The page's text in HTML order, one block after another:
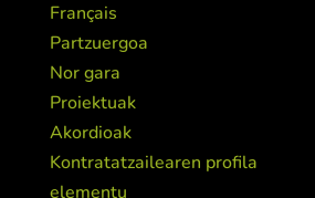
Français
Partzuergoa
Nor gara
Proiektuak
Akordioak
Kontratatzailearen profila
elementu